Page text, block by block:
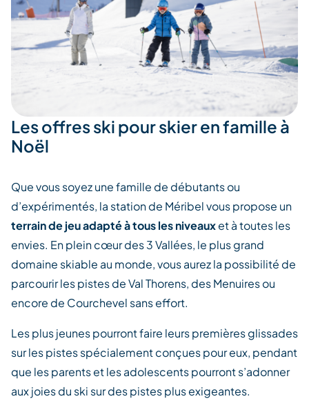
Les offres ski pour skier en famille à
Noël
Que vous soyez une famille de débutants ou
d’expérimentés, la station de Méribel vous propose un
terrain de jeu adapté à tous les niveauxet à toutes les
envies. En plein cœur des 3 Vallées, le plus grand
domaine skiable au monde, vous aurez la possibilité de
parcourir les pistes de Val Thorens, des Menuires ou
encore de Courchevel sans effort.
Les plus jeunes pourront faire leurs premières glissades
sur les pistes spécialement conçues pour eux, pendant
que les parents et les adolescents pourront s’adonner
aux joies du ski sur des pistes plus exigeantes.